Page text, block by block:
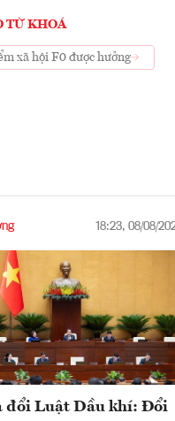
TỪ KHOÁ
xã hội F0 được hưởng
18:23, 08/08/
đổi Luật Dầu khí: Đổi